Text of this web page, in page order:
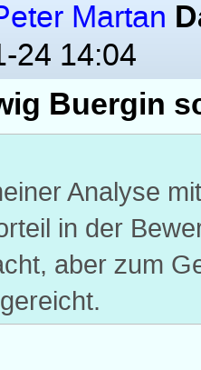
Martan
24 14:04
Buergin
Analyse
in der
aber zum